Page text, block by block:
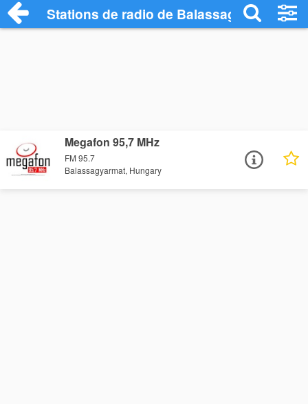
Stations de radio de Balassagyarmat
Megafon 95,7 MHz
FM 95.7
Balassagyarmat, Hungary